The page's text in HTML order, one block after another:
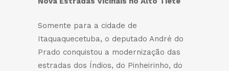
Somente para a cidade de
Itaquaquecetuba, o deputado André do
Prado conquistou a modernização das
estradas dos Índios, do Pinheirinho, do